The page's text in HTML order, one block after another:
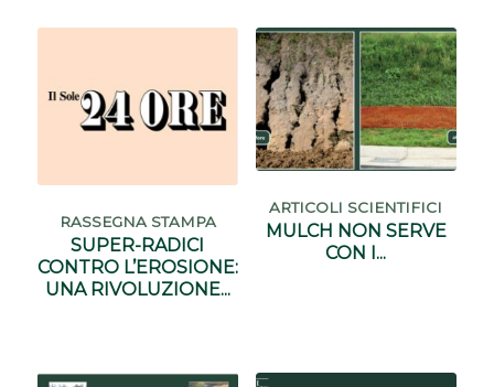
RASSEGNA STAMPA
SUPER-RADICI
CONTRO L’EROSIONE:
UNA RIVOLUZIONE...
ARTICOLI SCIENTIFICI
MULCH NON SERVE
CON I...